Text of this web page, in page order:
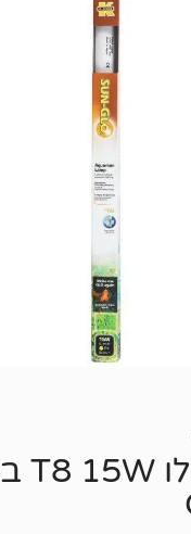
נורת סאן גלו T8 15W באורך של